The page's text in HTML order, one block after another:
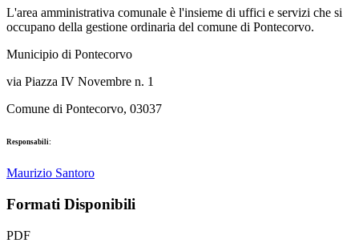
L'area amministrativa comunale è l'insieme di uffici e servizi che si
occupano della gestione ordinaria del comune di Pontecorvo.
Municipio di Pontecorvo
via Piazza IV Novembre n. 1
Comune di Pontecorvo, 03037
Responsabili:
Maurizio Santoro
Formati Disponibili
PDF